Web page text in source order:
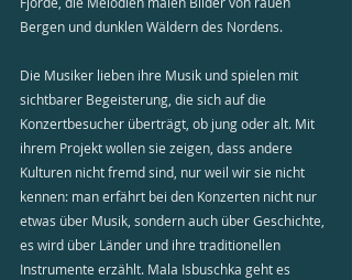
Bergen und dunklen Wäldern des Nordens.
Die Musiker lieben ihre Musik und spielen mit
sichtbarer Begeisterung, die sich auf die
Konzertbesucher überträgt, ob jung oder alt. Mit
ihrem Projekt wollen sie zeigen, dass andere
Kulturen nicht fremd sind, nur weil wir sie nicht
kennen: man erfährt bei den Konzerten nicht nur
etwas über Musik, sondern auch über Geschichte,
es wird über Länder und ihre traditionellen
Instrumente erzählt. Mala Isbuschka geht es